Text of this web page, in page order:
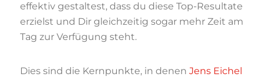
effektiv gestaltest, dass du diese Top-Resultate
erzielst und Dir gleichzeitig sogar mehr Zeit am
Tag zur Verfügung steht.
Dies sind die Kernpunkte, in denen Jens Eichel